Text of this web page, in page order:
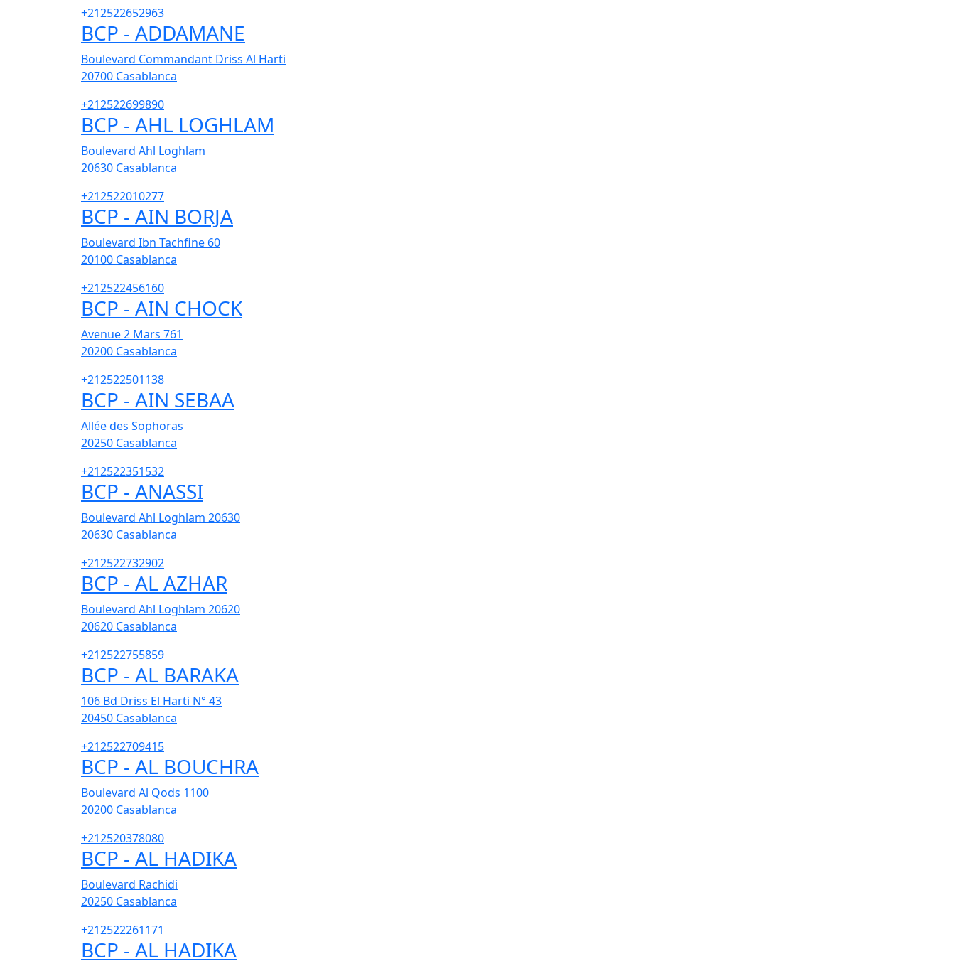
+212522652963
BCP - ADDAMANE
Boulevard Commandant Driss Al Harti
20700 Casablanca
+212522699890
BCP - AHL LOGHLAM
Boulevard Ahl Loghlam
20630 Casablanca
+212522010277
BCP - AIN BORJA
Boulevard Ibn Tachfine 60
20100 Casablanca
+212522456160
BCP - AIN CHOCK
Avenue 2 Mars 761
20200 Casablanca
+212522501138
BCP - AIN SEBAA
Allée des Sophoras
20250 Casablanca
+212522351532
BCP - ANASSI
Boulevard Ahl Loghlam 20630
20630 Casablanca
+212522732902
BCP - AL AZHAR
Boulevard Ahl Loghlam 20620
20620 Casablanca
+212522755859
BCP - AL BARAKA
106 Bd Driss El Harti N° 43
20450 Casablanca
+212522709415
BCP - AL BOUCHRA
Boulevard Al Qods 1100
20200 Casablanca
+212520378080
BCP - AL HADIKA
Boulevard Rachidi
20250 Casablanca
+212522261171
BCP - AL HADIKA